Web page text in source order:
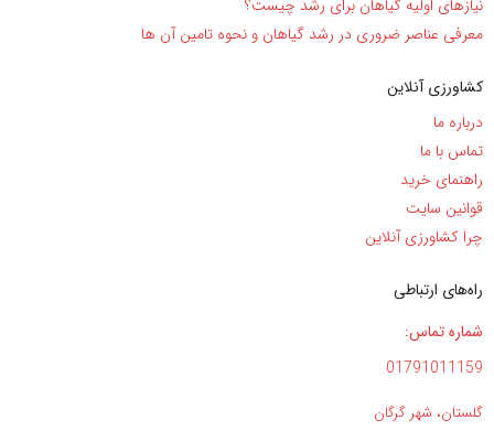
نیاز‌های اولیه گیاهان برای رشد چیست؟
معرفی عناصر ضروری در رشد گیاهان و نحوه تامین آن ها
کشاورزی آنلاین
درباره ما
تماس با ما
راهنمای خرید
قوانین سایت
چرا کشاورزی آنلاین
راه‌های ارتباطی
شماره تماس:
01791011159
گلستان، شهر گرگان